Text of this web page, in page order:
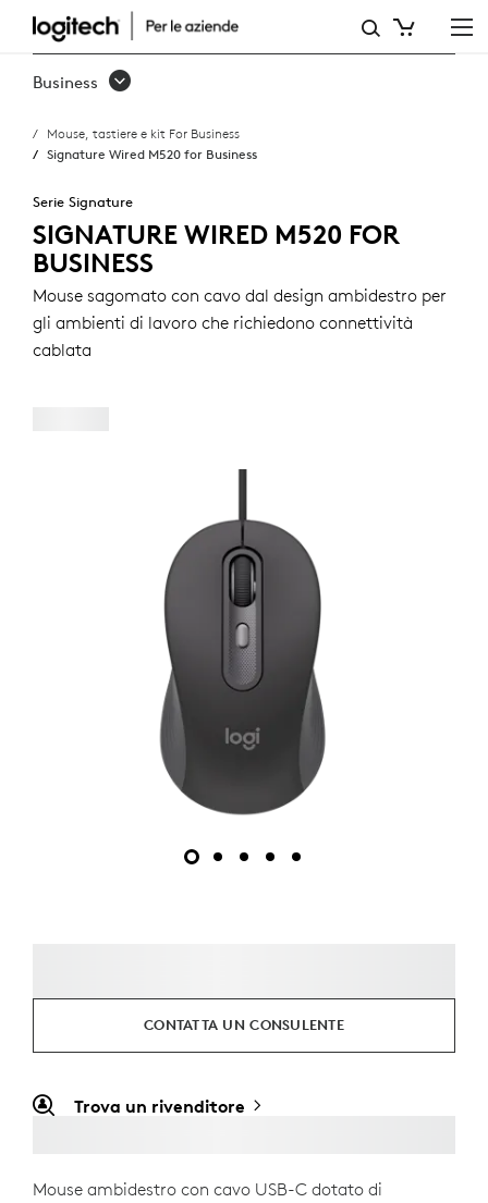
SIGNATURE
WIRED
FOR
BUSINESS
Business
Mouse, tastiere e kit For Business
Signature Wired M520 for Business
Serie Signature
SIGNATURE WIRED M520 FOR
BUSINESS
Mouse sagomato con cavo dal design ambidestro per
gli ambienti di lavoro che richiedono connettività
cablata
CONTATTA UN CONSULENTE
Trova un rivenditore
Mouse ambidestro con cavo USB-C dotato di